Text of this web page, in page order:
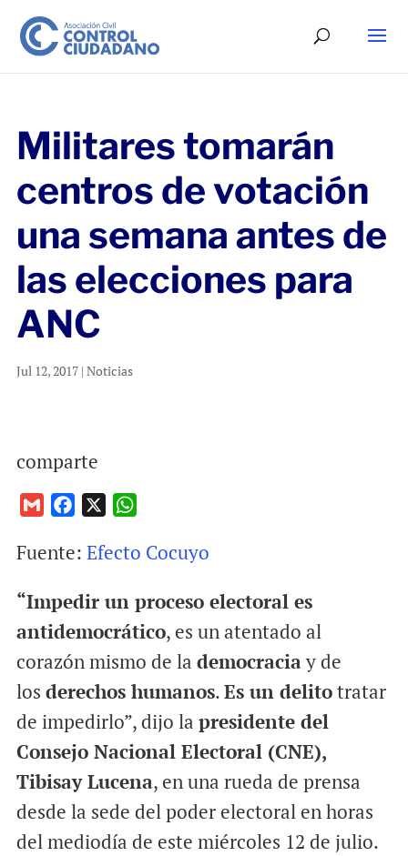
Militares tomarán
centros de votación
una semana antes de
las elecciones para
ANC
Jul 12, 2017| Noticias
comparte
a
l
c
b
k
a
s
A
p
Fuente: Efecto Cocuyo
“Impedir un proceso electoral es
antidemocrático, es un atentado al
corazón mismo de la democraciay de
los derechos humanos.Es un delitotratar
de impedirlo”, dijo la presidente del
Consejo Nacional Electoral (CNE),
Tibisay Lucena, en una rueda de prensa
desde la sede del poder electoral en horas
del mediodía de este miércoles 12 de julio.